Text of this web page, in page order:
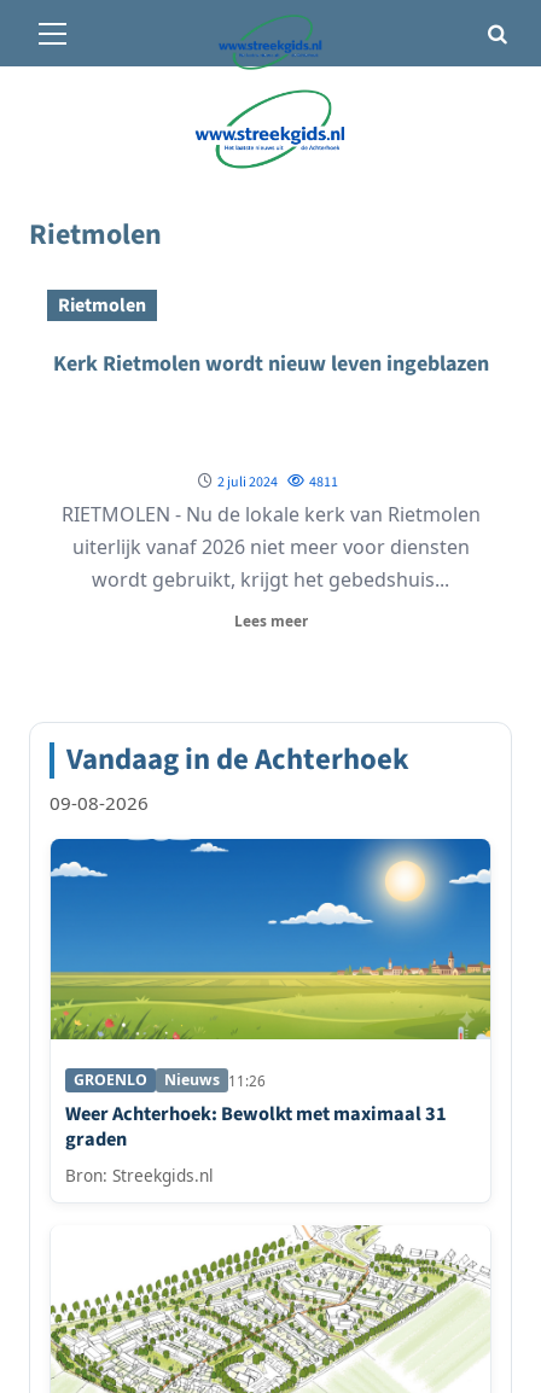
30°C• Vandaag 10° / 30°
menu
Rietmolen
Rietmolen
Kerk Rietmolen wordt nieuw leven ingeblazen
2 juli 2024 4811
RIETMOLEN - Nu de lokale kerk van Rietmolen
uiterlijk vanaf 2026 niet meer voor diensten
wordt gebruikt, krijgt het gebedshuis...
Lees meer
Vandaag in de Achterhoek
09-08-2026
GROENLO Nieuws 11:26
Weer Achterhoek: Bewolkt met maximaal 31
graden
Bron: Streekgids.nl